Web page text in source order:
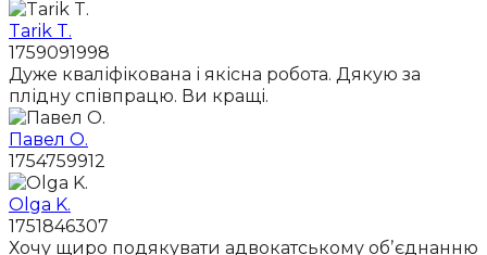
Tarik T.
1759091998
Дуже кваліфікована і якісна робота. Дякую за
плідну співпрацю. Ви кращі.
Павел О.
1754759912
Olga K.
1751846307
Хочу щиро подякувати адвокатському обʼєднанню